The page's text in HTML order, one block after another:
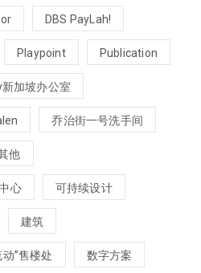
DBS PayLah!
Playpoint Publication
加坡办公室
乔治街一号洗手间
他
心 可持续设计
建筑
”售楼处 数字方案